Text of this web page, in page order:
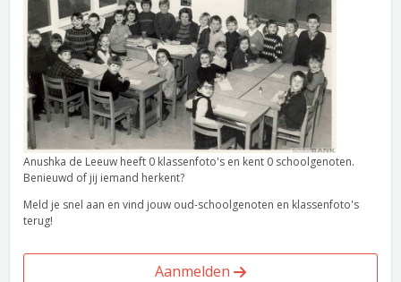
Anushka de Leeuw heeft 0 klassenfoto's en kent 0 schoolgenoten.
Benieuwd of jij iemand herkent?
Meld je snel aan en vind jouw oud-schoolgenoten en klassenfoto's
terug!
Aanmelden